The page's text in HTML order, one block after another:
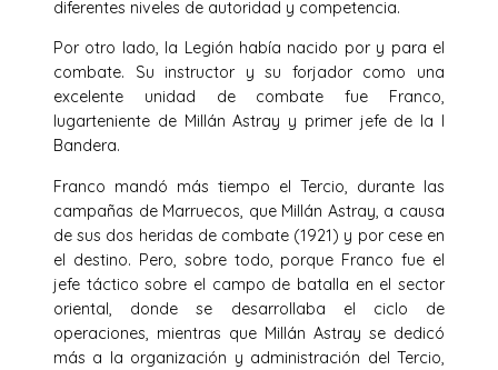
diferentes niveles de autoridad y competencia.
Por otro lado, la Legión había nacido por y para el
combate. Su instructor y su forjador como una
excelente unidad de combate fue Franco,
lugarteniente de Millán Astray y primer jefe de la I
Bandera.
Franco mandó más tiempo el Tercio, durante las
campañas de Marruecos, que Millán Astray, a causa
de sus dos heridas de combate (1921) y por cese en
el destino. Pero, sobre todo, porque Franco fue el
jefe táctico sobre el campo de batalla en el sector
oriental, donde se desarrollaba el ciclo de
operaciones, mientras que Millán Astray se dedicó
más a la organización y administración del Tercio,